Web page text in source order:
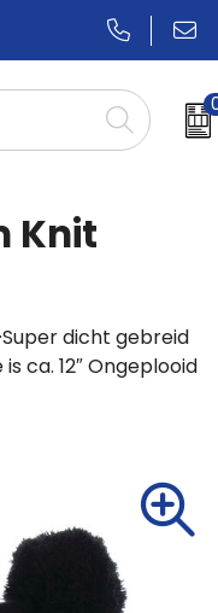
Knit
dicht gebreid
ca. 12″ Ongeplooid